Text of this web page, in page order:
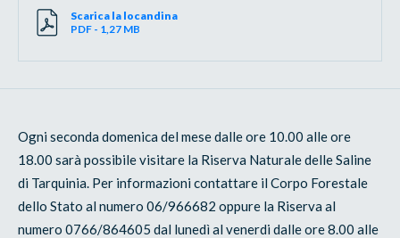
Scarica la locandina
PDF - 1,27 MB
Ogni seconda domenica del mese dalle ore 10.00 alle ore
18.00 sarà possibile visitare la Riserva Naturale delle Saline
di Tarquinia. Per informazioni contattare il Corpo Forestale
dello Stato al numero 06/966682 oppure la Riserva al
numero 0766/864605 dal lunedì al venerdi dalle ore 8.00 alle